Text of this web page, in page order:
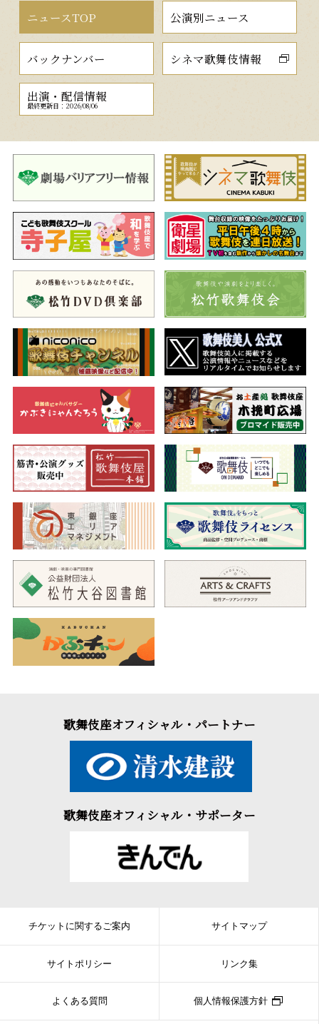
ニュースTOP 公演別ニュース
バックナンバー シネマ歌舞伎情報
出演・配信情報
最終更新日：2026/08/06
歌舞伎座オフィシャル・パートナー
歌舞伎座オフィシャル・サポーター
チケットに関するご案内 サイトマップ
サイトポリシー リンク集
よくある質問 個人情報保護方針